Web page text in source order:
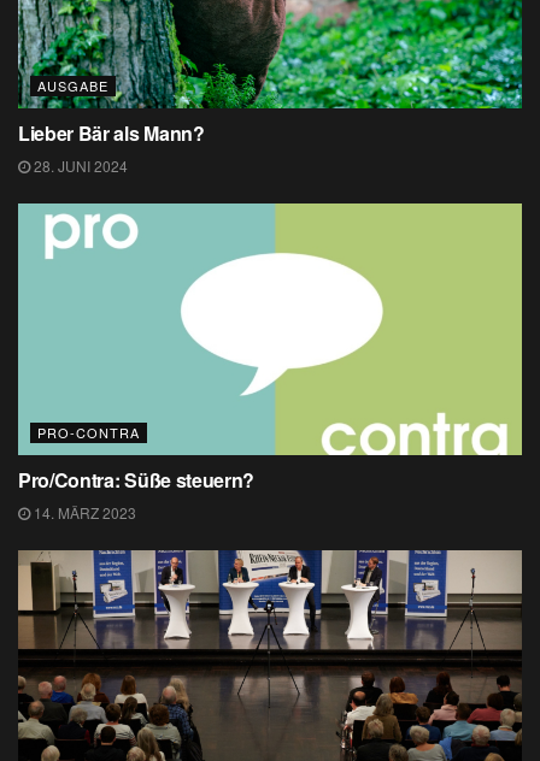
AUSGABE
Lieber Bär als Mann?
28. JUNI 2024
PRO-CONTRA
Pro/Contra: Süße steuern?
14. MÄRZ 2023